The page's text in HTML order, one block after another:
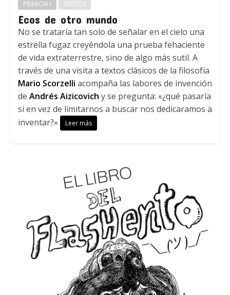
PRIMICIA ! TEXTOS
Ecos de otro mundo
No se trataría tan solo de señalar en el cielo una
estrella fugaz creyéndola una prueba fehaciente
de vida extraterrestre, sino de algo más sutil. A
través de una visita a textos clásicos de la filosofía
Mario Scorzelli acompaña las labores de invención
de Andrés Aizicovich y se pregunta: «¿qué pasaría
si en vez de limitarnos a buscar nos dedicaramos a
inventar?»
Leer más